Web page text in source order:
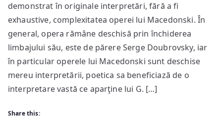
sub
semnul
interferenţelor
demonstrat în originale interpretări, fără a fi
exhaustive, complexitatea operei lui Macedonski. În
general, opera rămâne deschisă prin închiderea
limbajului său, este de părere Serge Doubrovsky, iar
în particular operele lui Macedonski sunt deschise
mereu interpretării, poetica sa beneficiază de o
interpretare vastă ce aparţine lui G. […]
Share this: